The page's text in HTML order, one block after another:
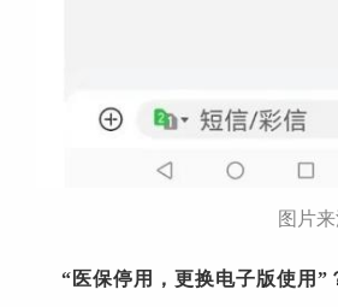
图片
“医保停用，更换电子版使用”